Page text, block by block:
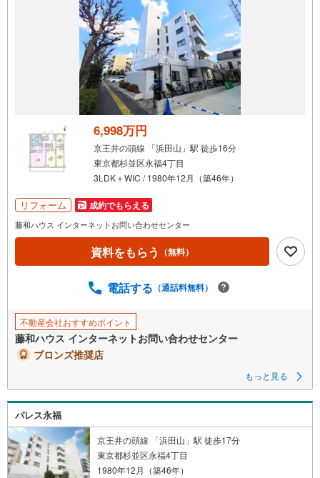
6,998万円
京王井の頭線 「浜田山」駅 徒歩16分
東京都杉並区永福4丁目
3LDK＋WIC / 1980年12月（築46年）
リフォーム 成約でもらえる
藤和ハウス インターネットお問い合わせセンター
資料をもらう （無料）
電話する （通話料無料）
不動産会社おすすめポイント
藤和ハウス インターネットお問い合わせセンター
ブロンズ推奨店
もっと見る
パレス永福
京王井の頭線 「浜田山」駅 徒歩17分
東京都杉並区永福4丁目
1980年12月（築46年）